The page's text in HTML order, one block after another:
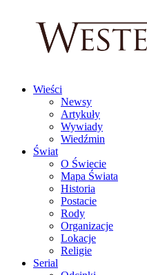
Wieści
Newsy
Artykuły
Wywiady
Wiedźmin
Świat
O Świecie
Mapa Świata
Historia
Postacie
Rody
Organizacje
Lokacje
Religie
Serial